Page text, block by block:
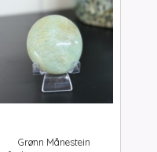
Grønn Månestein